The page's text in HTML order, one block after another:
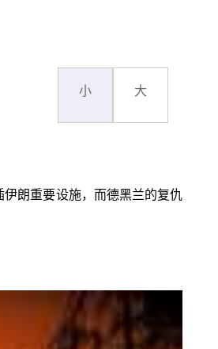
小 大
朗重要设施，而德黑兰的复仇